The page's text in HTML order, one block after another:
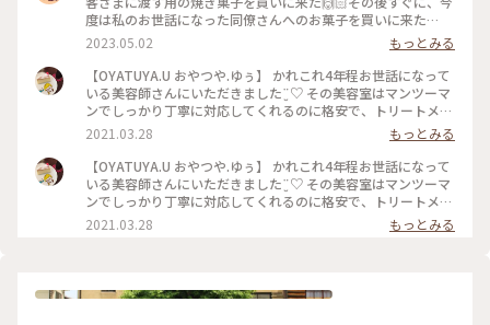
度は私のお世話になった同僚さんへのお菓子を買いに来た🙌🏻
🙌🏻 大切な人に何かかわいいお菓子渡したいな〜と思ったら
ユーさんのお菓子が我が家では選ばれる☺️ #福岡#桜坂#ガトー
ショコラ#洋菓子#福岡土産#お土産
2023.05.02
もっとみる
【OYATUYA.U おやつや.ゆぅ】 かれこれ4年程お世話になって
いる美容師さんにいただきました¨̮♡︎ その美容室はマンツーマ
ンでしっかり丁寧に対応してくれるのに格安で、トリートメン
トとか押し付けたりしない、とても居心地のいいお店です。 そ
んな素敵な美容師なので、私がおいしいと思うおやつを何度か
差し入れをしていました。 そのお礼と言うことで準備してく
れていました。 このガトーショコラは濃厚でねっとりした食
感、ひとくち食べただけで目と鼻の穴が大きくなってしまうぐ
らいおいしくて大満足なのですが、もちろんひとくちでは終わ
りません( ˙༥˙ )✨ こんなおいしいものをいただけて 私は幸せで
2021.03.28
もっとみる
【OYATUYA.U おやつや.ゆぅ】 かれこれ4年程お世話になって
いる美容師さんにいただきました¨̮♡︎ その美容室はマンツーマ
ンでしっかり丁寧に対応してくれるのに格安で、トリートメン
トとか押し付けたりしない、とても居心地のいいお店です。 そ
んな素敵な美容師なので、私がおいしいと思うおやつを何度か
感、ひとくち食べただけで目と鼻の穴が大きくなってしまうぐ
2021.03.28 もっとみる